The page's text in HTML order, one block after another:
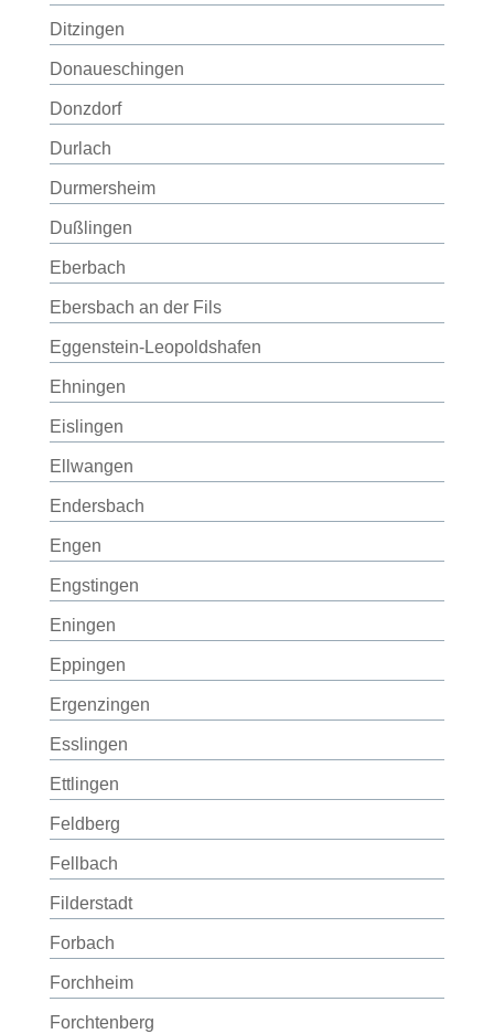
Ditzingen
Donaueschingen
Donzdorf
Durlach
Durmersheim
Dußlingen
Eberbach
Ebersbach an der Fils
Eggenstein-Leopoldshafen
Ehningen
Eislingen
Ellwangen
Endersbach
Engen
Engstingen
Eningen
Eppingen
Ergenzingen
Esslingen
Ettlingen
Feldberg
Fellbach
Filderstadt
Forbach
Forchheim
Forchtenberg